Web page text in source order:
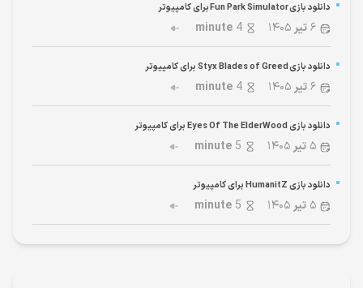
دانلود بازی Fun Park Simulator برای کامپیوتر
۶تیر ۱۴۰۵ 4
minute
دانلود بازی Styx Blades of Greed برای کامپیوتر
۶تیر ۱۴۰۵ 4
minute
دانلود بازی Eyes Of The ElderWood برای کامپیوتر
۵ تیر ۱۴۰۵ 5
minute
دانلود بازی HumanitZ برای کامپیوتر
۵ تیر ۱۴۰۵ 5
minute